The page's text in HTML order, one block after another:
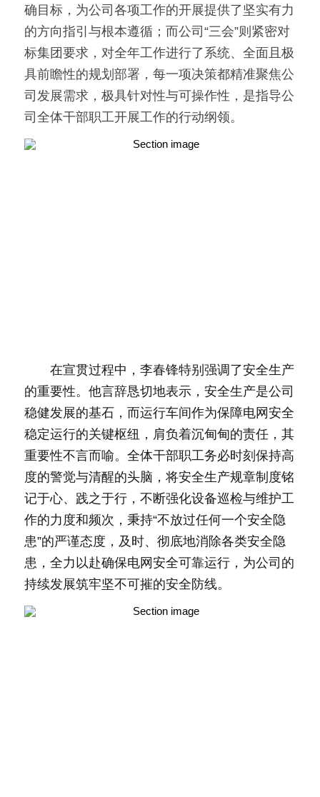
确目标，为公司各项工作的开展提供了坚实有力
的方向指引与根本遵循；而公司“三会”则紧密对
标集团要求，对全年工作进行了系统、全面且极
具前瞻性的规划部署，每一项决策都精准聚焦公
司发展需求，极具针对性与可操作性，是指导公
司全体干部职工开展工作的行动纲领。
在宣贯过程中，李春锋特别强调了安全生产
的重要性。他言辞恳切地表示，安全生产是公司
稳健发展的基石，而运行车间作为保障电网安全
稳定运行的关键枢纽，肩负着沉甸甸的责任，其
重要性不言而喻。全体干部职工务必时刻保持高
度的警觉与清醒的头脑，将安全生产规章制度铭
记于心、践之于行，不断强化设备巡检与维护工
作的力度和频次，秉持“不放过任何一个安全隐
患”的严谨态度，及时、彻底地消除各类安全隐
患，全力以赴确保电网安全可靠运行，为公司的
持续发展筑牢坚不可摧的安全防线。